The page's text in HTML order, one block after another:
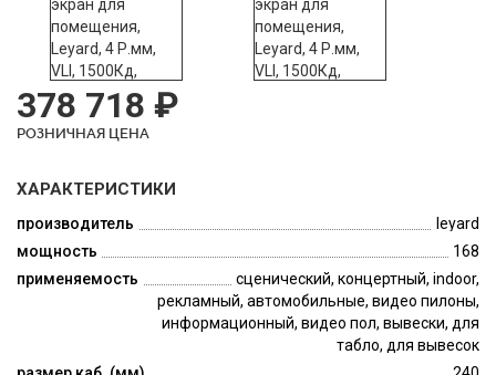
378 718 ₽
РОЗНИЧНАЯ ЦЕНА
ХАРАКТЕРИСТИКИ
производитель
leyard
мощность
168
применяемость
сценический, концертный, indoor,
рекламный, автомобильные, видео пилоны,
информационный, видео пол, вывески, для
табло, для вывесок